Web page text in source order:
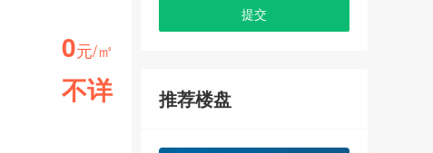
0元/㎡
不详 推荐楼盘